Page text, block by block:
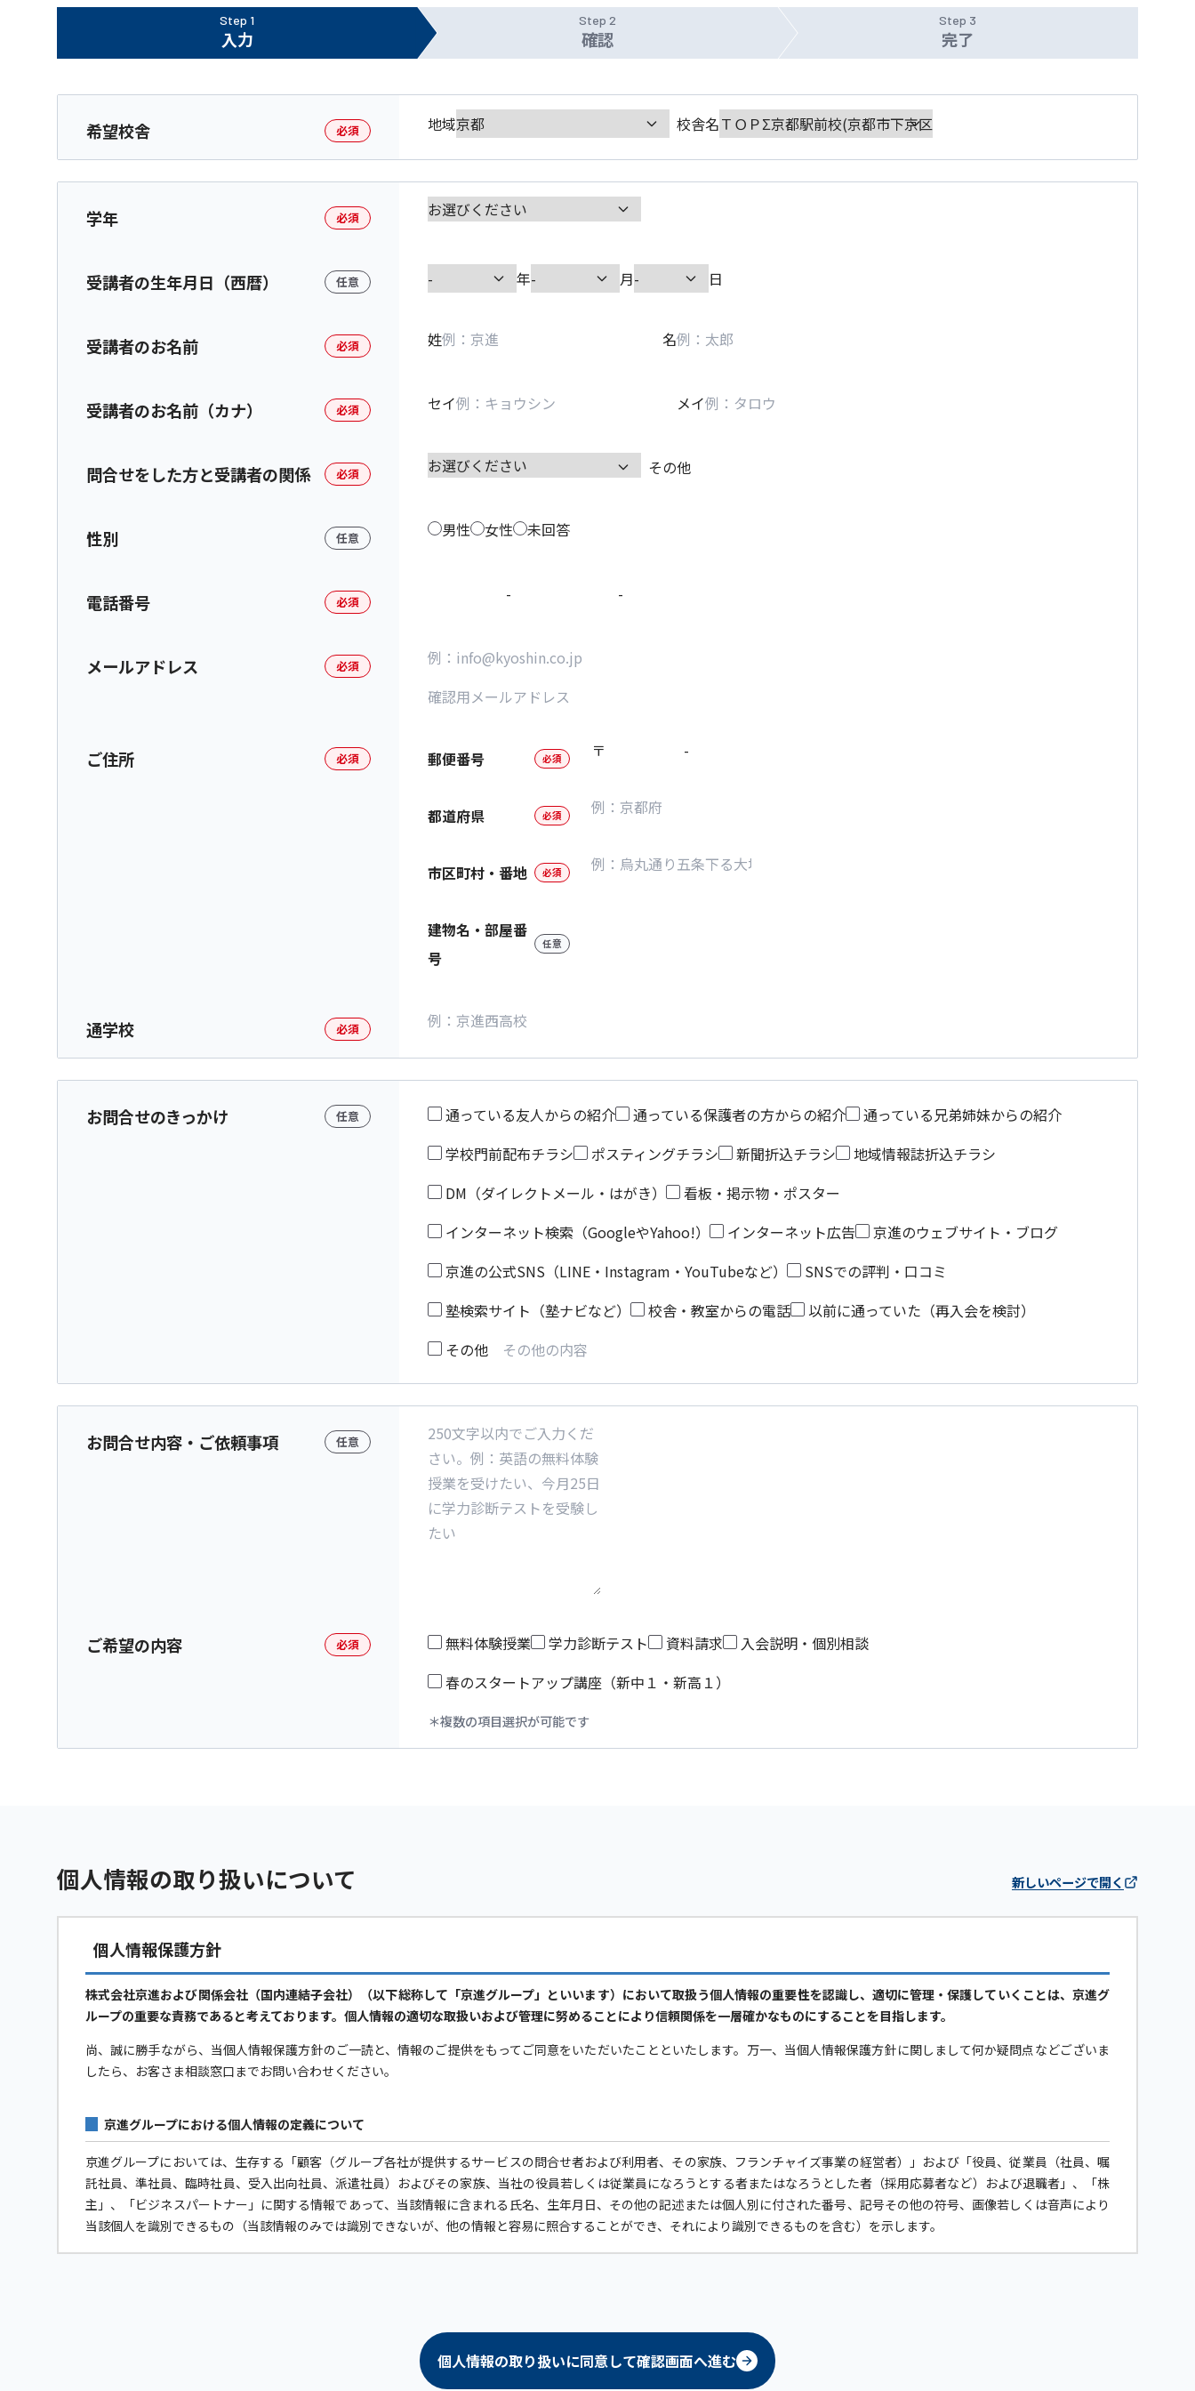
Step 1
入力
Step 2
確認
Step 3
完了
希望校舎 必須 地域 校舎名
学年 必須
受講者の生年月日（西暦） 任意 年 月 日
受講者のお名前 必須 姓 名
受講者のお名前（カナ） 必須 セイ メイ
問合せをした方と受講者の関係 必須 その他
性別 任意 男性 女性 未回答
電話番号 必須 - -
メールアドレス 必須
ご住所 必須 郵便番号 必須 〒 -
都道府県 必須
市区町村・番地 必須
建物名・部屋番
号
任意
通学校 必須
お問合せのきっかけ 任意 通っている友人からの紹介 通っている保護者の方からの紹介
通っている兄弟姉妹からの紹介
学校門前配布チラシ
ポスティングチラシ 新聞折込チラシ
地域情報誌折込チラシ
DM（ダイレクトメール・はがき）
看板・掲示物・ポスター
インターネット検索（GoogleやYahoo!）
インターネット広告
京進のウェブサイト・ブログ
京進の公式SNS（LINE・Instagram・YouTubeなど）
SNSでの評判・口コミ
塾検索サイト（塾ナビなど）
校舎・教室からの電話
以前に通っていた（再入会を検討）
その他
お問合せ内容・ご依頼事項 任意
ご希望の内容 必須 無料体験授業 学力診断テスト 資料請求
入会説明・個別相談
春のスタートアップ講座（新中１・新高１）
複数の項目選択が可能です
個人情報の取り扱いについて 新しいページで開く
個人情報保護方針
株式会社京進および関係会社（国内連結子会社）（以下総称して「京進グループ」といいます）において取扱う個人情報の重要性を認識し、適切に管理・保護していくことは、京進グ
ループの重要な責務であると考えております。個人情報の適切な取扱いおよび管理に努めることにより信頼関係を一層確かなものにすることを目指します。
尚、誠に勝手ながら、当個人情報保護方針のご一読と、情報のご提供をもってご同意をいただいたことといたします。万一、当個人情報保護方針に関しまして何か疑問点などございま
したら、お客さま相談窓口までお問い合わせください。
京進グループにおける個人情報の定義について
京進グループにおいては、生存する「顧客（グループ各社が提供するサービスの問合せ者および利用者、その家族、フランチャイズ事業の経営者）」および「役員、従業員（社員、嘱
託社員、準社員、臨時社員、受入出向社員、派遣社員）およびその家族、当社の役員若しくは従業員になろうとする者またはなろうとした者（採用応募者など）および退職者」、「株
主」、「ビジネスパートナー」に関する情報であって、当該情報に含まれる氏名、生年月日、その他の記述または個人別に付された番号、記号その他の符号、画像若しくは音声により
当該個人を識別できるもの（当該情報のみでは識別できないが、他の情報と容易に照合することができ、それにより識別できるものを含む）を示します。
京進グループは個人データへの不正アクセス、個人情報の紛失、破壊、改ざんおよび漏洩などの予防並びに是正を行うために、個人情報保護計画の継続的な見直しと改善を行うとと
もに、個人情報の取扱いに関する規程やマニュアルを設け、常に個人データの取扱い方法および管理方法をより良いものにすべく取り組んでいきます。
個人情報の取り扱いに同意して確認画面へ進む